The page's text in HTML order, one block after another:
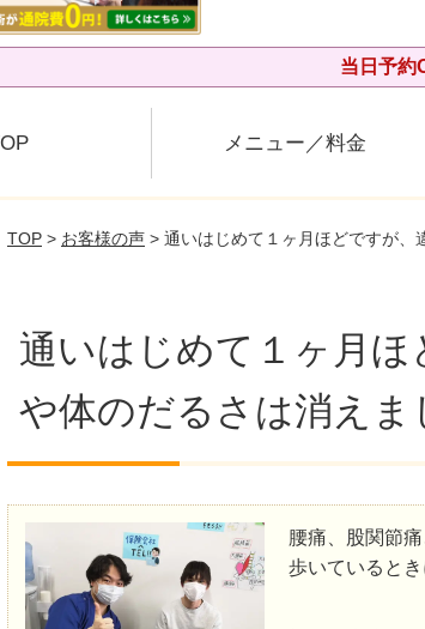
当日予約
メニュー／料金
TOP > お客様の声 > 通いはじめて１ヶ月ほどですが、
通いはじめて１ヶ月
や体のだるさは消えま
腰痛、股関節
歩いていると